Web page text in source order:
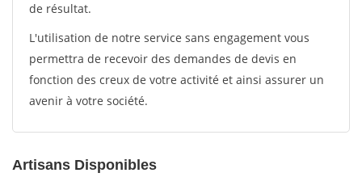
de résultat.
L'utilisation de notre service sans engagement vous
permettra de recevoir des demandes de devis en
fonction des creux de votre activité et ainsi assurer un
avenir à votre société.
Artisans Disponibles